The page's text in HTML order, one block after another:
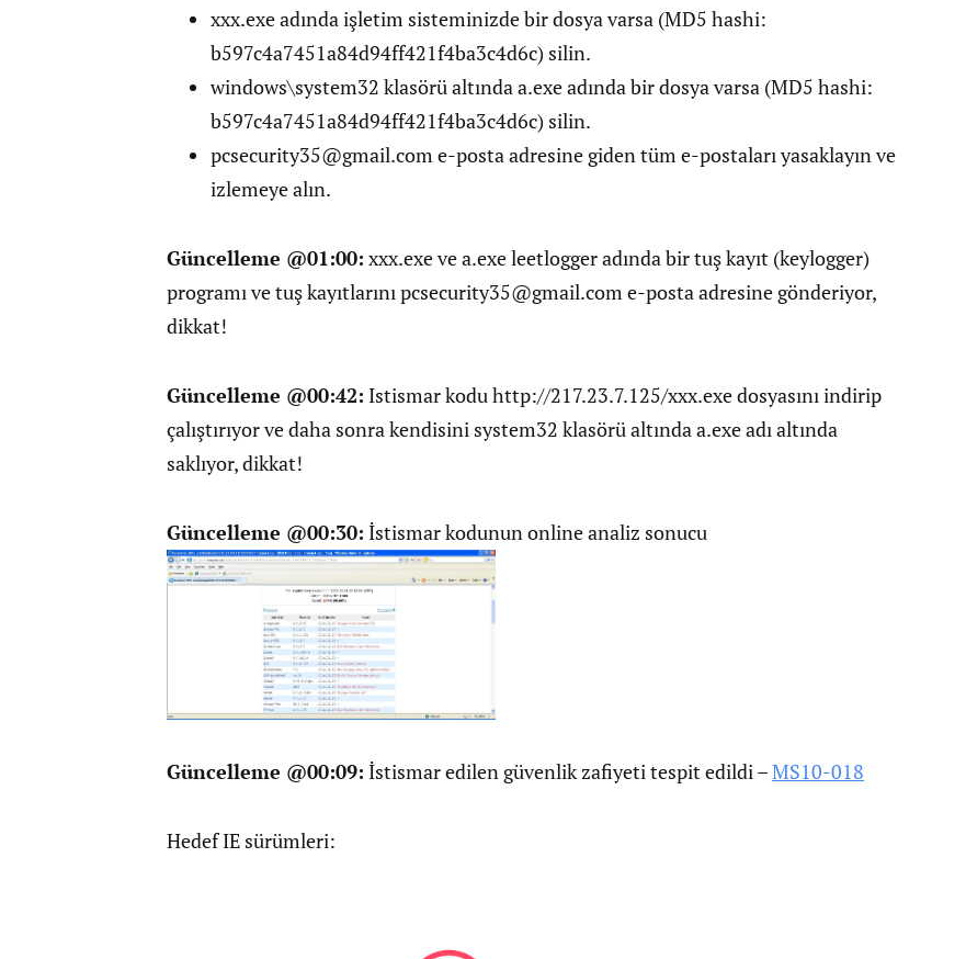
xxx.exe adında işletim sisteminizde bir dosya varsa (MD5 hashi:
b597c4a7451a84d94ff421f4ba3c4d6c) silin.
windows\system32 klasörü altında a.exe adında bir dosya varsa (MD5 hashi:
b597c4a7451a84d94ff421f4ba3c4d6c) silin.
pcsecurity35@gmail.com e-posta adresine giden tüm e-postaları yasaklayın ve
izlemeye alın.
Güncelleme @01:00: xxx.exe ve a.exe leetlogger adında bir tuş kayıt (keylogger)
programı ve tuş kayıtlarınıpcsecurity35@gmail.com e-posta adresine gönderiyor,
dikkat!
Güncelleme @00:42: Istismar kodu http://217.23.7.125/xxx.exe dosyasını indirip
çalıştırıyor ve daha sonra kendisini system32 klasörü altında a.exe adı altında
saklıyor, dikkat!
Güncelleme @00:30: İstismar kodunun online analiz sonucu
Güncelleme @00:09: İstismar edilen güvenlik zafiyeti tespit edildi –MS10-018
Hedef IE sürümleri: